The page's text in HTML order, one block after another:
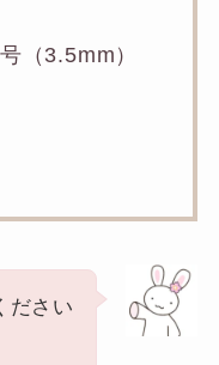
（3.5mm）
ださい